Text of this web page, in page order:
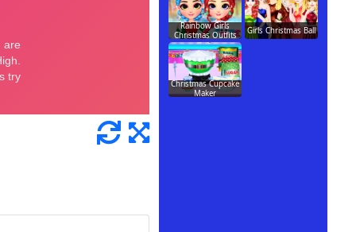
Rainbow Girls
Christmas Outfits
Girls Christmas Ball
Christmas Cupcake
Maker